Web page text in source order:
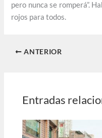
pero nunca se romperá”.
rojos para todos.
ANTERIOR
Entradas